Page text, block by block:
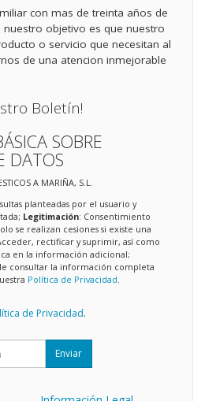
con mas de treinta años de
nuestro objetivo es que nuestro
o servicio que necesitan al
de una atencion inmejorable
Boletín!
SOBRE
DATOS
A MARIÑA, S.L.
planteadas por el usuario y
Legitimación: Consentimiento
se realizan cesiones si existe una
rectificar y suprimir, así como
en la información adicional;
consultar la información completa
Política de Privacidad
de Privacidad.
Enviar